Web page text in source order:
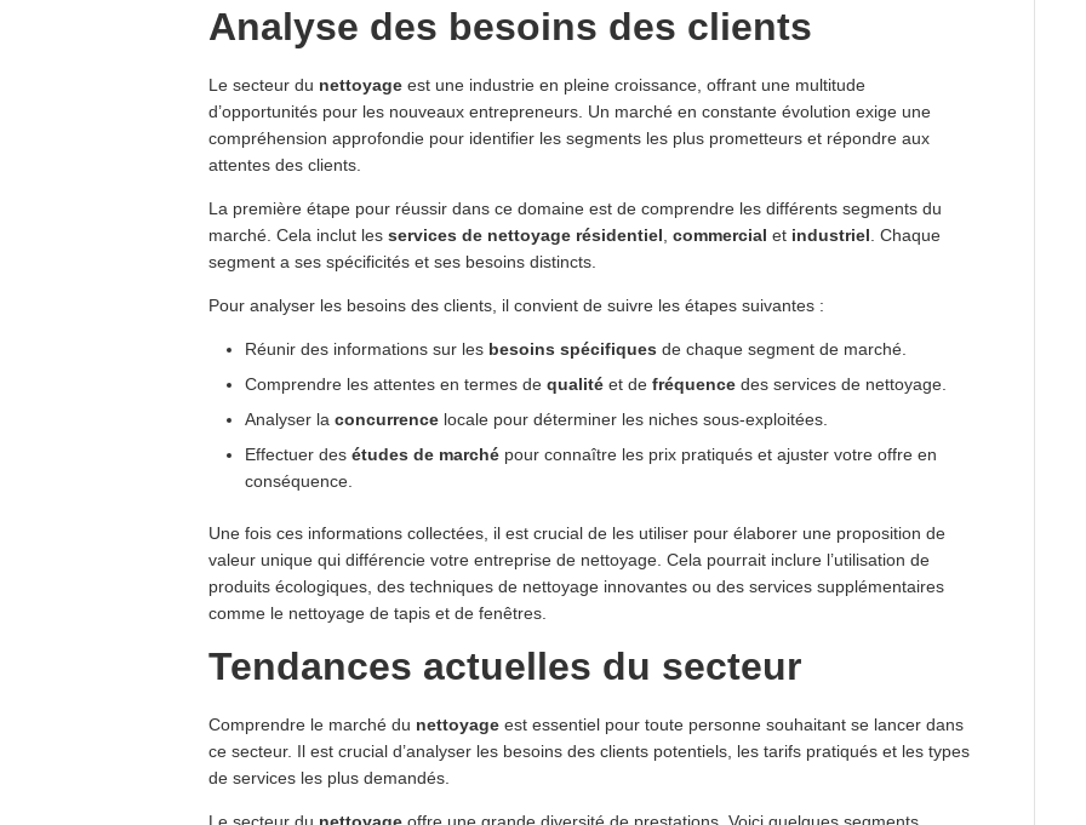
Analyse des besoins des clients
Le secteur du nettoyage est une industrie en pleine croissance, offrant une multitude
d’opportunités pour les nouveaux entrepreneurs. Un marché en constante évolution exige une
compréhension approfondie pour identifier les segments les plus prometteurs et répondre aux
attentes des clients.
La première étape pour réussir dans ce domaine est de comprendre les différents segments du
marché. Cela inclut les services de nettoyage résidentiel commercial et industriel . Chaque
segment a ses spécificités et ses besoins distincts.
Pour analyser les besoins des clients, il convient de suivre les étapes suivantes :
Réunir des informations sur les besoins spécifiques de chaque segment de marché.
Comprendre les attentes en termes de qualité et de fréquence des services de nettoyage.
Analyser la concurrence locale pour déterminer les niches sous-exploitées.
Effectuer des études de marché pour connaître les prix pratiqués et ajuster votre offre en
conséquence.
Une fois ces informations collectées, il est crucial de les utiliser pour élaborer une proposition de
valeur unique qui différencie votre entreprise de nettoyage. Cela pourrait inclure l’utilisation de
produits écologiques, des techniques de nettoyage innovantes ou des services supplémentaires
comme le nettoyage de tapis et de fenêtres.
Tendances actuelles du secteur
Comprendre le marché du nettoyage est essentiel pour toute personne souhaitant se lancer dans
ce secteur. Il est crucial d’analyser les besoins des clients potentiels, les tarifs pratiqués et les types
de services les plus demandés.